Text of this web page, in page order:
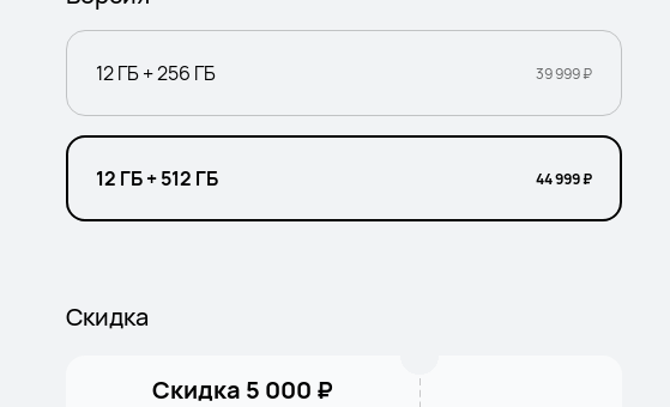
12 ГБ + 256 ГБ 39 999 ₽
12 ГБ + 512 ГБ 44 999 ₽
Скидка
Скидка 5 000 ₽